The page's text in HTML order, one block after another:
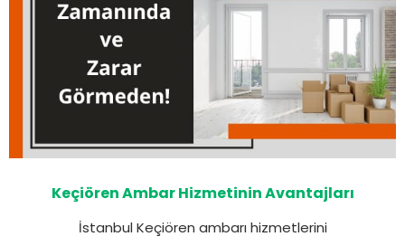
Keçiören Ambar Hizmetinin Avantajları
İstanbul Keçiören ambarı hizmetlerini